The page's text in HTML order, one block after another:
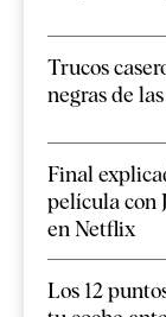
Trucos
negras de
Final
película con
en Netflix
Los 12